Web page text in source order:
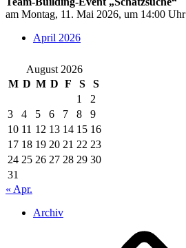
am Montag, 11. Mai 2026, um 14:00 Uhr
April 2026
August 2026
M D M D F S
S
1
2
3
4 5 6 7 8
9
10 11 12 13 14 15 16
17 18 19 20 21 22 23
24 25 26 27 28 29 30
31
« Apr.
Archiv